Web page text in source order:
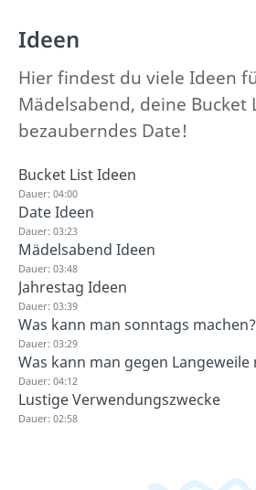
Ideen
Hier findest du viele Ideen
Mädelsabend, deine Bucket
bezauberndes Date!
Bucket List Ideen
Dauer: 04:00
Date Ideen
Dauer: 03:23
Mädelsabend Ideen
Dauer: 03:48
Jahrestag Ideen
Dauer: 03:39
Was kann man sonntags machen?
Dauer: 03:29
Was kann man gegen Langeweile
Dauer: 04:12
Lustige Verwendungszwecke
Dauer: 02:58